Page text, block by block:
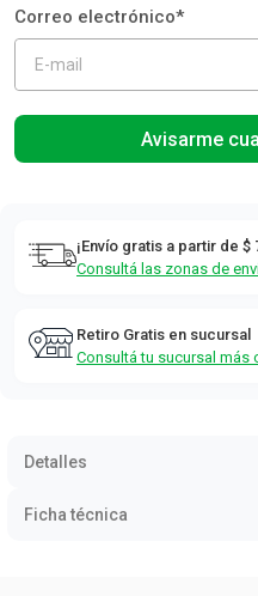
Avisarme
¡Envío gratis a partir de $
Consultá las zonas de
Retiro Gratis en sucursal
Consultá tu sucursal más
Detalles
Ficha técnica